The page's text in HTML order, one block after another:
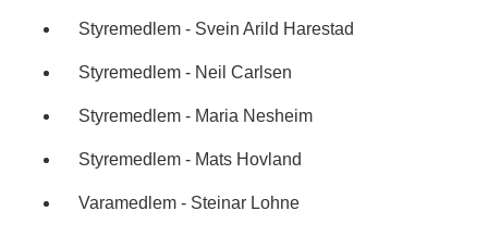
Styremedlem - Svein Arild Harestad
Styremedlem - Neil Carlsen
Styremedlem - Maria Nesheim
Styremedlem - Mats Hovland
Varamedlem - Steinar Lohne